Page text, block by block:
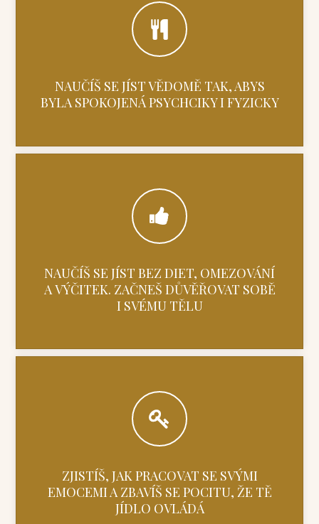
NAUČÍŠ SE JÍST VĚDOMĚ TAK, ABYS
BYLA SPOKOJENÁ PSYCHCIKY I FYZICKY
NAUČÍŠ SE JÍST BEZ DIET, OMEZOVÁNÍ
A VÝČITEK. ZAČNEŠ DŮVĚŘOVAT SOBĚ
I SVÉMU TĚLU
ZJISTÍŠ, JAK PRACOVAT SE SVÝMI
EMOCEMI A ZBAVÍŠ SE POCITU, ŽE TĚ
JÍDLO OVLÁDÁ